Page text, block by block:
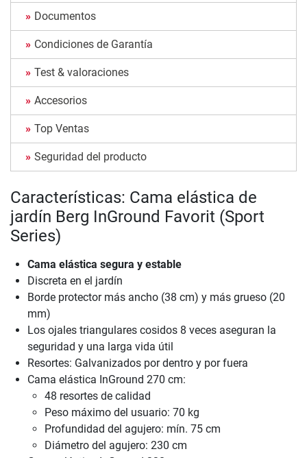
Documentos
Condiciones de Garantía
Test & valoraciones
Accesorios
Top Ventas
Seguridad del producto
Características: Cama elástica de
jardín Berg InGround Favorit (Sport
Series)
Cama elástica segura y estable
Discreta en el jardín
Borde protector más ancho (38 cm) y más grueso (20
mm)
Los ojales triangulares cosidos 8 veces aseguran la
seguridad y una larga vida útil
Resortes: Galvanizados por dentro y por fuera
Cama elástica InGround 270 cm:
48 resortes de calidad
Peso máximo del usuario: 70 kg
Profundidad del agujero: mín. 75 cm
Diámetro del agujero: 230 cm